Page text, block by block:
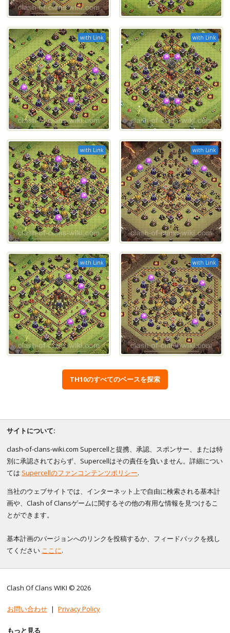
with Link with Link
with Link with Link
with Link with Link
TH10のすべてのベースを探索
サイトについて:
clash-of-clans-wiki.com Supercellと提携、承認、スポンサー、または特
別に承認されておらず、Supercellはその責任を負いません。詳細につい
ては Supercellのファンコンテンツポリシー.
当社のウェブサイトでは、インターネット上で自由に検索される基本計
画や、Clash of Clansゲームに関するその他の有用な情報を見つけるこ
とができます。
基本計画のバージョンへのリンクを投稿するか、フィードバックを残し
てください ここに.
Clash Of Clans WIKI © 2026
お問い合わせ | Privacy Policy
もっと見る